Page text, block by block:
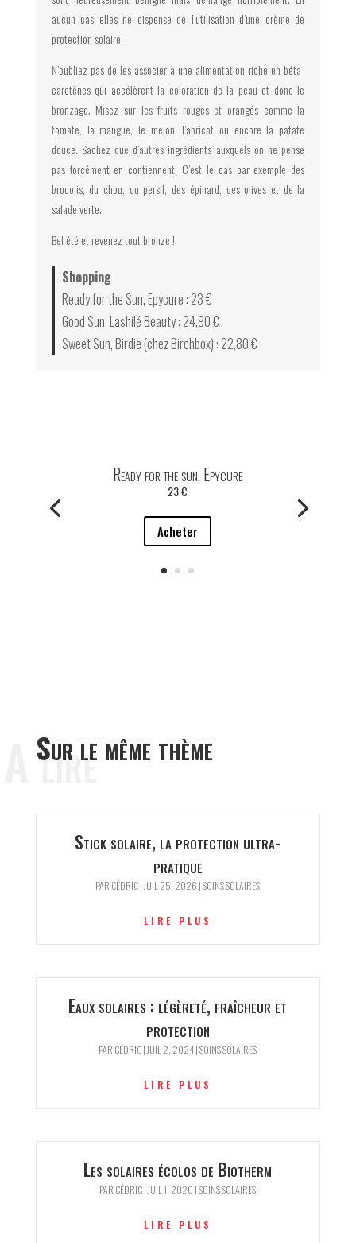
aucun cas elles ne dispense de l’utilisation d’une crème de
protection solaire.
N’oubliez pas de les associer à une alimentation riche en béta-
carotènes qui accélèrent la coloration de la peau et donc le
bronzage. Misez sur les fruits rouges et orangés comme la
tomate, la mangue, le melon, l’abricot ou encore la patate
douce. Sachez que d’autres ingrédients auxquels on ne pense
pas forcément en contiennent. C’est le cas par exemple des
brocolis, du chou, du persil, des épinard, des olives et de la
salade verte.
Bel été et revenez tout bronzé !
Shopping
Ready for the Sun, Epycure : 23 €
Good Sun, Lashilé Beauty : 24,90 €
Sweet Sun, Birdie (chez Birchbox) : 22,80 €
Ready for the sun, Epycure
23 €
Acheter
Sur le même thème
A lire
Stick solaire, la protection ultra-
pratique
PAR CÉDRIC| JUIL 25, 2026 |SOINS SOLAIRES
LIRE PLUS
Eaux solaires : légèreté, fraîcheur et
protection
PAR CÉDRIC| JUIL 2, 2024|SOINS SOLAIRES
LIRE PLUS
Les solaires écolos de Biotherm
PAR CÉDRIC| JUIL 1, 2020 |SOINS SOLAIRES
LIRE PLUS